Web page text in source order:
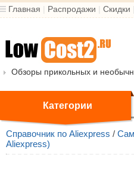
Главная | Распродажи | Скидки |
Обзоры прикольных и
Категории
Справочник по Aliexpress /
Aliexpress)